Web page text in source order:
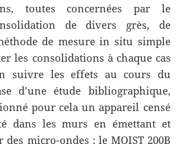
toutes concernées par le
de divers grès, de
de mesure in situ simple
les consolidations à chaque cas
suivre les effets au cours du
d’une étude bibliographique,
pour cela un appareil censé
dans les murs en émettant et
micro-ondes : le MOIST 200B